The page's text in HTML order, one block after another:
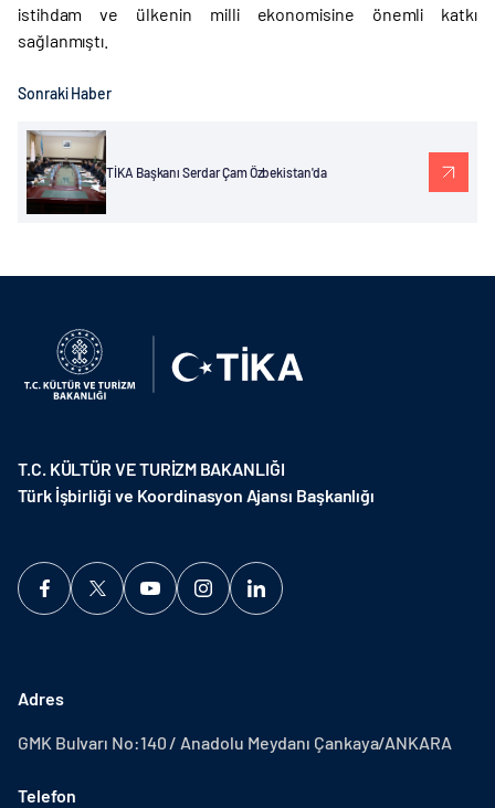
istihdam ve ülkenin milli ekonomisine önemli katkı
sağlanmıştı.
Sonraki Haber
TİKA Başkanı Serdar Çam Özbekistan'da
T.C. KÜLTÜR VE TURİZM BAKANLIĞI
Türk İşbirliği ve Koordinasyon Ajansı Başkanlığı
Adres
GMK Bulvarı No:140 / Anadolu Meydanı Çankaya/ANKARA
Telefon